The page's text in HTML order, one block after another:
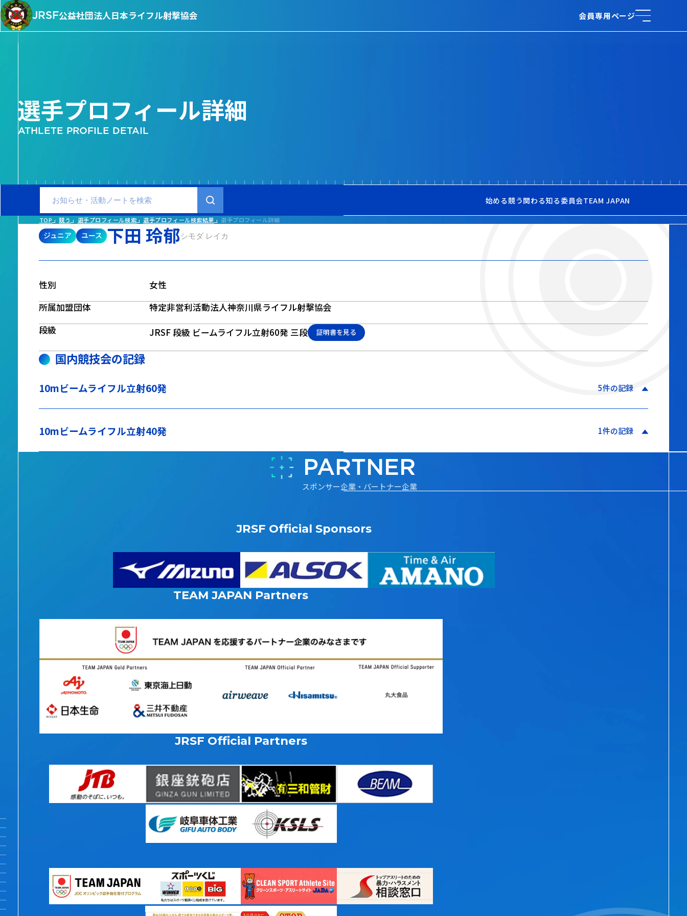
JRSF公益社団法人日本ライフル射撃協会 会員専用ページ
選手プロフィール詳細
ATHLETE PROFILE DETAIL
始める競う関わる知る委員会TEAM JAPAN
TOP 競う 選手プロフィール検索 選手プロフィール検索結果 選手プロフィール詳細
ジュニア ユース 下田 玲郁シモダ レイカ
性別
女性
所属加盟団体
特定非営利活動法人神奈川県ライフル射撃協会
段級
JRSF 段級 ビームライフル立射60発 三段 証明書を見る
国内競技会の記録
10mビームライフル立射60発 5件の記録
10mビームライフル立射40発 1件の記録
スポンサー企業・パートナー企業
PARTNER
JRSF Official Sponsors
TEAM JAPAN Partners
JRSF Official Partners